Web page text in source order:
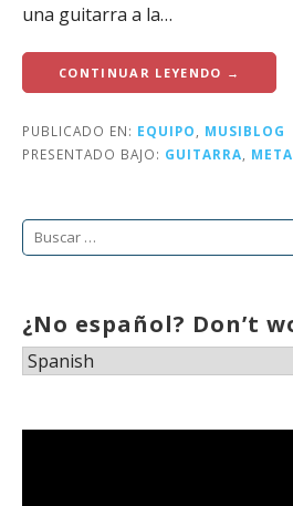
una guitarra a la…
CONTINUAR LEYENDO →
PUBLICADO EN: EQUIPO
MUSIBLOG
PRESENTADO BAJO: GUITARRA
Buscar:
¿No español? Don’t